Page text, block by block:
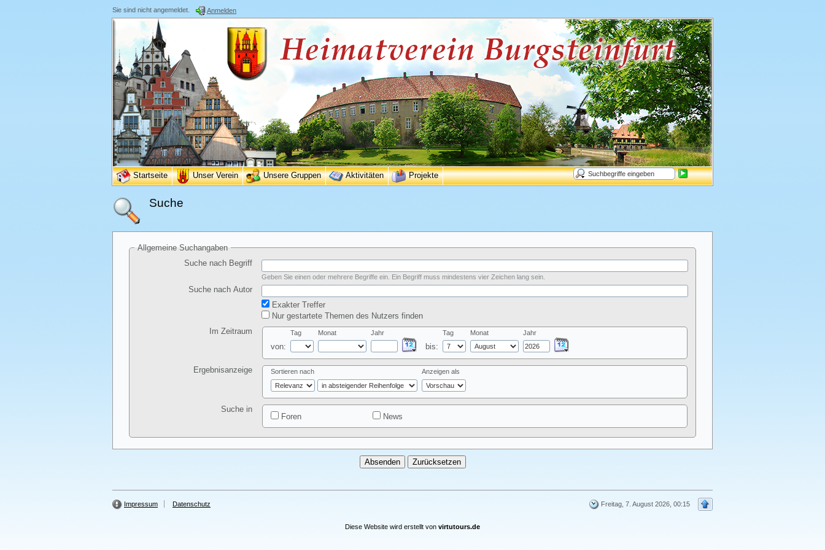
Sie sind nicht angemeldet. Anmelden
Startseite Unser Verein Unsere Gruppen Aktivitäten Projekte
Suche
Allgemeine Suchangaben
Suche nach Begriff
Geben Sie einen oder mehrere Begriffe ein. Ein Begriff muss mindestens vier Zeichen lang sein.
Suche nach Autor
Exakter Treffer
Nur gestartete Themen des Nutzers finden
Im Zeitraum
von:
Tag Monat Jahr
bis:
Tag Monat Jahr
Ergebnisanzeige Sortieren nach Anzeigen als
Suche in
Foren
News
Impressum Datenschutz Freitag, 7. August 2026, 00:15
Diese Website wird erstellt von virtutours.de